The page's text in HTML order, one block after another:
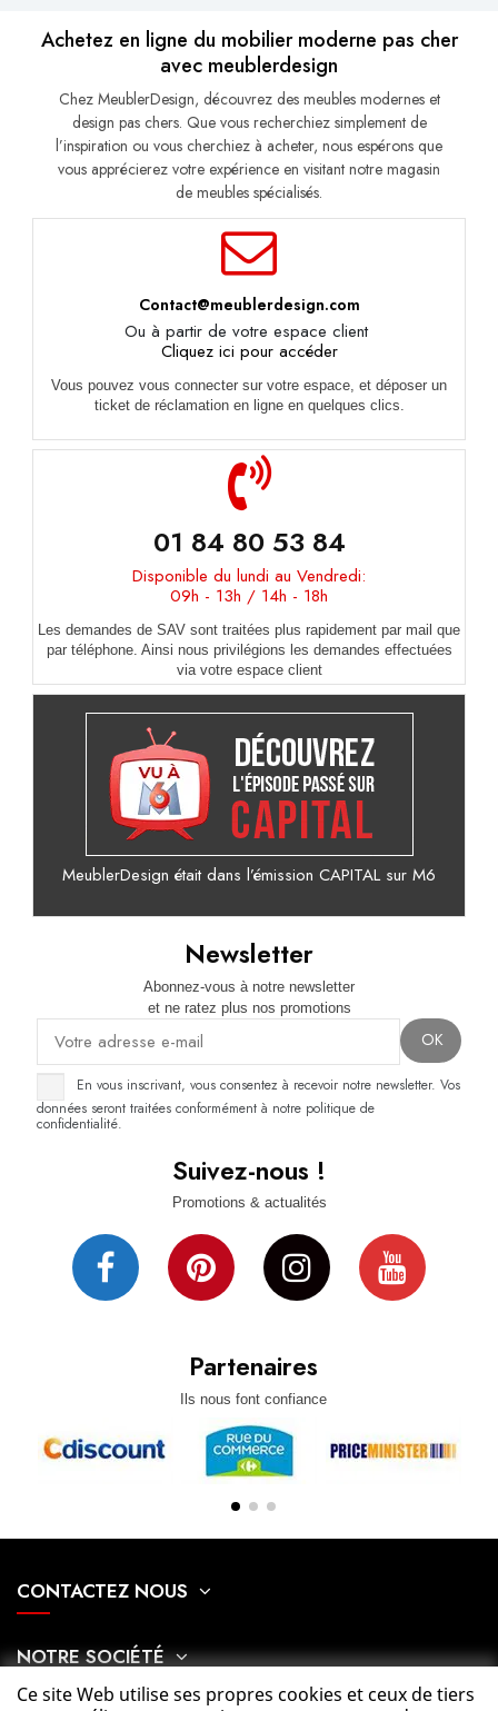
Achetez en ligne du mobilier moderne pas cher
avec meublerdesign
Chez MeublerDesign, découvrez des meubles modernes et
design pas chers. Que vous recherchiez simplement de
l’inspiration ou vous cherchiez à acheter, nous espérons que
vous apprécierez votre expérience en visitant notre magasin
de meubles spécialisés.
Contact@meublerdesign.com
Ou à partir de votre espace client
Cliquez ici pour accéder
Vous pouvez vous connecter sur votre espace, et déposer un
ticket de réclamation en ligne en quelques clics.
01 84 80 53 84
Disponible du lundi au Vendredi:
09h - 13h / 14h - 18h
Les demandes de SAV sont traitées plus rapidement par mail que
par téléphone. Ainsi nous privilégions les demandes effectuées
via votre espace client
MeublerDesign était dans l’émission CAPITAL sur M6
Partenaires
Ils nous font confiance
Suivez-nous !
Promotions & actualités
Newsletter
Abonnez-vous à notre newsletter
et ne ratez plus nos promotions
En vous inscrivant, vous consentez à recevoir notre newsletter. Vos
données seront traitées conformément à notre politique de
confidentialité.
CONTACTEZ NOUS
NOTRE SOCIÉTÉ
Ce site Web utilise ses propres cookies et ceux de tiers